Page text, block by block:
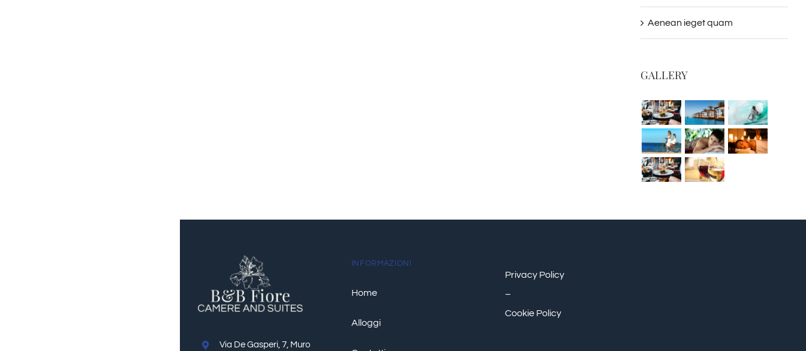
Aenean ieget quam
GALLERY
Via De Gasperi, 7, Muro
INFORMAZIONI
Home
Alloggi
Privacy Policy
–
Cookie Policy